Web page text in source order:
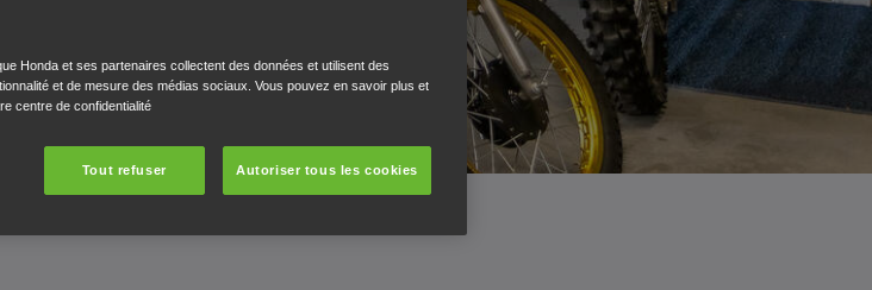
Honda et ses partenaires collectent des données et utilisent des
et de mesure des médias sociaux. Vous pouvez en savoir plus et
centre de confidentialité
Tout refuser Autoriser tous les cookies